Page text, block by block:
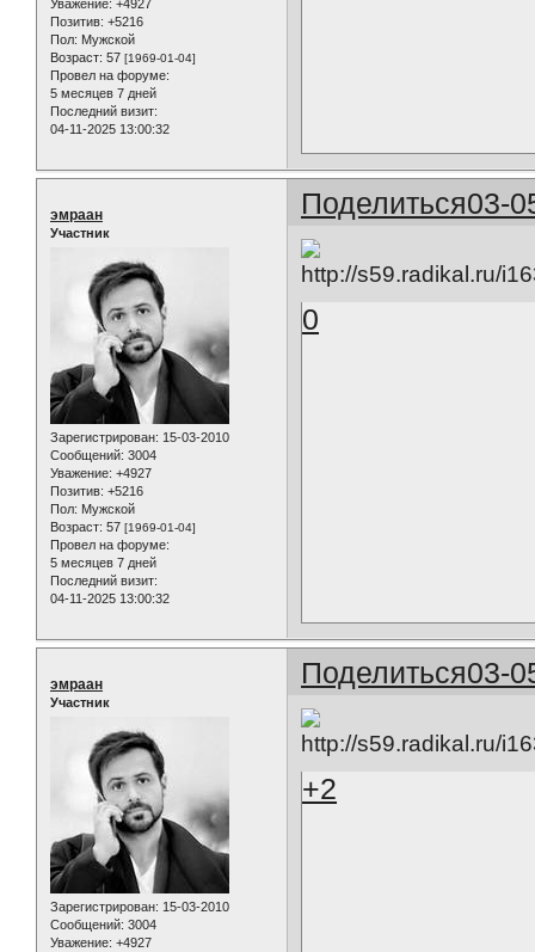
Уважение: +4927
Позитив: +5216
Пол: Мужской
Возраст: 57 [1969-01-04]
Провел на форуме:
5 месяцев 7 дней
Последний визит:
04-11-2025 13:00:32
Поделиться03-
эмраан
Участник
Зарегистрирован: 15-03-2010
Сообщений: 3004
Уважение: +4927
Позитив: +5216
Пол: Мужской
Возраст: 57 [1969-01-04]
Провел на форуме:
5 месяцев 7 дней
Последний визит:
04-11-2025 13:00:32
0
Поделиться03-
эмраан
Участник
Зарегистрирован: 15-03-2010
Сообщений: 3004
Уважение: +4927
+2